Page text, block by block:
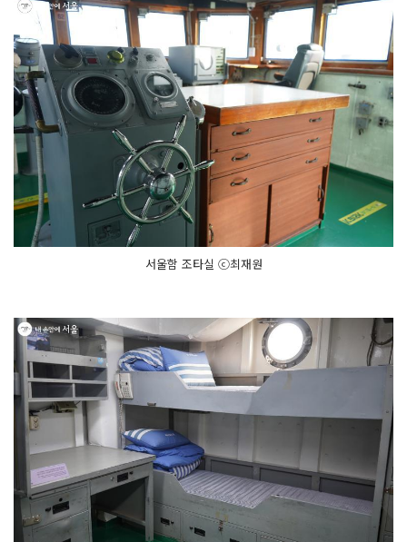
서울함 조타실 ⓒ최재원